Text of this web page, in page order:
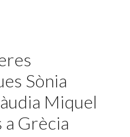
Sònia
Miquel
Grècia